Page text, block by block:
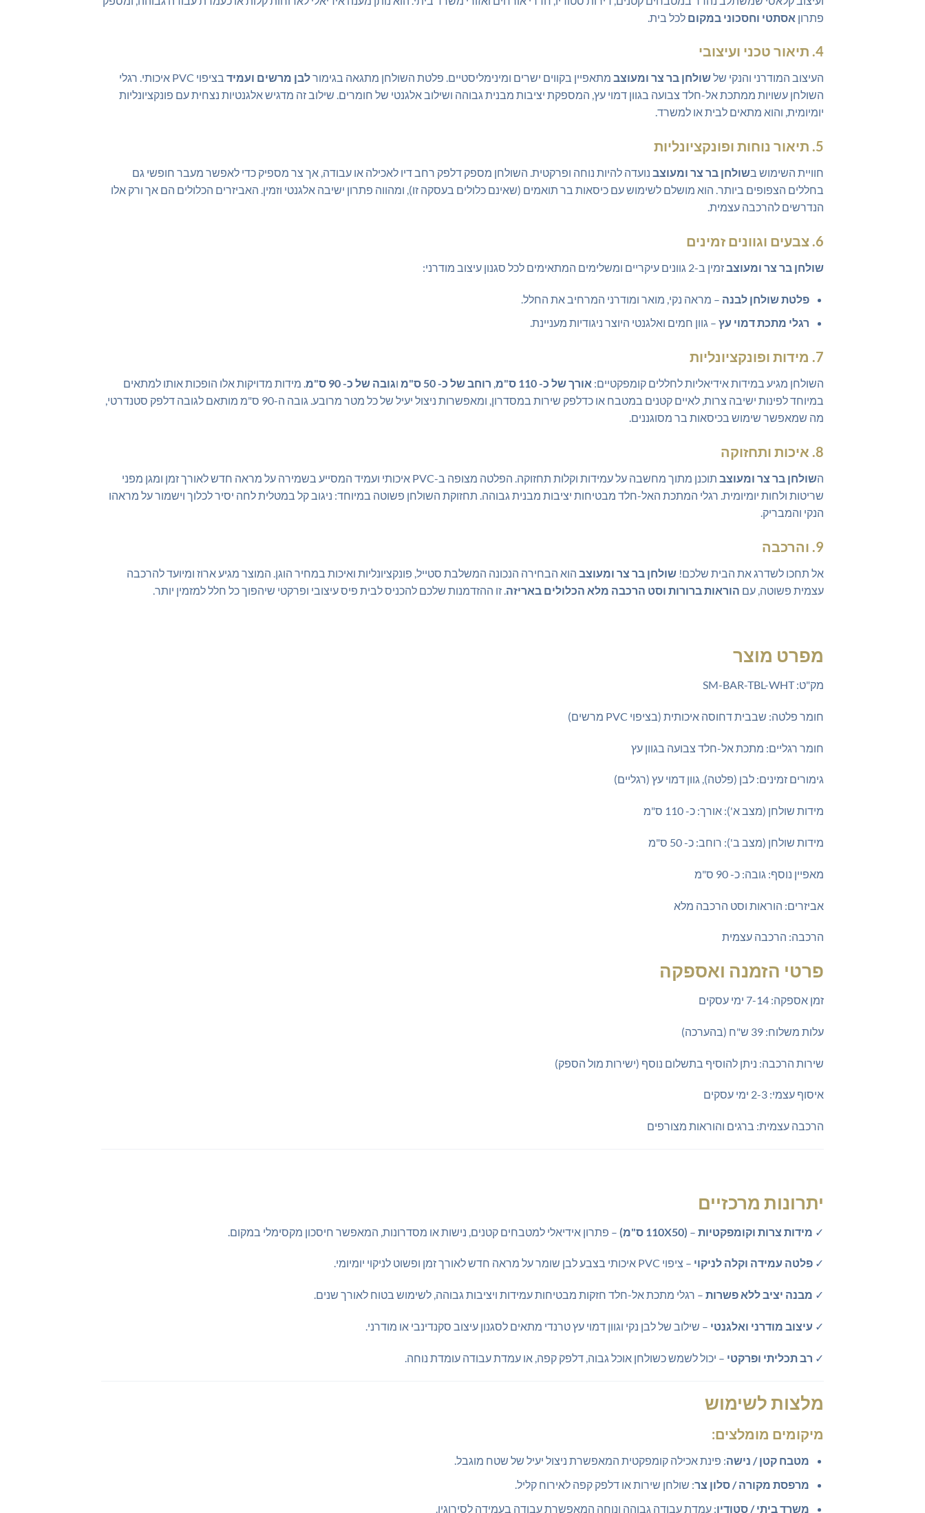
פתרון אסתטי וחסכוני במקום לכל בית.
4. תיאור טכני ועיצובי
העיצוב המודרני והנקי שלשולחן בר צר ומעוצב מתאפיין בקווים ישרים ומינימליסטיים. פלטת השולחן מתגאה בגימורלבן מרשים ועמיד
בציפוי PVC איכותי. רגלי
השולחן עשויות ממתכת אל-חלד צבועה בגוון דמוי עץ, המספקת יציבות מבנית גבוהה ושילוב אלגנטי של חומרים. שילוב זה מדגיש אלגנטיות נצחית עם פונקציונליות
יומיומית, והוא מתאים לבית או למשרד.
5. תיאור נוחות ופונקציונליות
חוויית השימוש בשולחן בר צר ומעוצב נועדה להיות נוחה ופרקטית. השולחן מספק דלפק רחב דיו לאכילה או עבודה, אך צר מספיק כדי לאפשר מעבר חופשי גם
בחללים הצפופים ביותר. הוא מושלם לשימוש עם כיסאות בר תואמים (שאינם כלולים בעסקה זו), ומהווה פתרון ישיבה אלגנטי וזמין. האביזרים הכלולים הם אך ורק אלו
הנדרשים להרכבה עצמית.
6. צבעים וגוונים זמינים
שולחן בר צר ומעוצבזמין ב-2 גוונים עיקריים ומשלימים המתאימים לכל סגנון עיצוב מודרני:
פלטת שולחן לבנה – מראה נקי, מואר ומודרני המרחיב את החלל.
רגלי מתכת דמוי עץ– גוון חמים ואלגנטי היוצר ניגודיות מעניינת.
7. מידות ופונקציונליות
השולחן מגיע במידות אידיאליות לחללים קומפקטיים: אורך של כ- 110 ס"מ , רוחב של כ- 50 ס"מ וגובה של כ- 90 ס"מ
. מידות מדויקות אלו הופכות אותו למתאים
במיוחד לפינות ישיבה צרות, לאיים קטנים במטבח או כדלפק שירות במסדרון, ומאפשרות ניצול יעיל של כל מטר מרובע. גובה ה-90 ס"מ מותאם לגובה דלפק סטנדרטי,
מה שמאפשר שימוש בכיסאות בר מסוגננים.
8. איכות ותחזוקה
השולחן בר צר ומעוצב
תוכנן מתוך מחשבה על עמידות וקלות תחזוקה. הפלטה מצופה ב-PVC איכותי ועמיד המסייע בשמירה על מראה חדש לאורך זמן ומגן מפני
שריטות ולחות יומיומית. רגלי המתכת האל-חלד מבטיחות יציבות מבנית גבוהה. תחזוקת השולחן פשוטה במיוחד: ניגוב קל במטלית לחה יסיר לכלוך וישמור על מראהו
הנקי והמבריק.
9. והרכבה
אל תחכו לשדרג את הבית שלכם! שולחן בר צר ומעוצב הוא הבחירה הנכונה המשלבת סטייל, פונקציונליות ואיכות במחיר הוגן. המוצר מגיע ארוז ומיועד להרכבה
עצמית פשוטה, עם הוראות ברורות וסט הרכבה מלא הכלולים באריזה . זו ההזדמנות שלכם להכניס לבית פיס עיצובי ופרקטי שיהפוך כל חלל למזמין יותר.
מפרט מוצר
מק"ט: SM-BAR-TBL-WHT
חומר פלטה: שבבית דחוסה איכותית (בציפוי PVC מרשים)
חומר רגליים: מתכת אל-חלד צבועה בגוון עץ
גימורים זמינים: לבן (פלטה), גוון דמוי עץ (רגליים)
מידות שולחן (מצב א'): אורך: כ- 110 ס"מ
מידות שולחן (מצב ב'): רוחב: כ- 50 ס"מ
מאפיין נוסף: גובה: כ- 90 ס"מ
אביזרים: הוראות וסט הרכבה מלא
הרכבה: הרכבה עצמית
פרטי הזמנה ואספקה
זמן אספקה: 7-14 ימי עסקים
עלות משלוח: 39 ש"ח (בהערכה)
שירות הרכבה: ניתן להוסיף בתשלום נוסף (ישירות מול הספק)
איסוף עצמי: 2-3 ימי עסקים
הרכבה עצמית: ברגים והוראות מצורפים
יתרונות מרכזיים
✓ מידות צרות וקומפקטיות – (110X50 ס"מ) – פתרון אידיאלי למטבחים קטנים, נישות או מסדרונות, המאפשר חיסכון מקסימלי במקום.
✓ פלטה עמידה וקלה לניקוי – ציפוי PVC איכותי בצבע לבן שומר על מראה חדש לאורך זמן ופשוט לניקוי יומיומי.
✓ מבנה יציב ללא פשרות – רגלי מתכת אל-חלד חזקות מבטיחות עמידות ויציבות גבוהה, לשימוש בטוח לאורך שנים.
✓ עיצוב מודרני ואלגנטי – שילוב של לבן נקי וגוון דמוי עץ טרנדי מתאים לסגנון עיצוב סקנדינבי או מודרני.
✓ רב תכליתי ופרקטי – יכול לשמש כשולחן אוכל גבוה, דלפק קפה, או עמדת עבודה עומדת נוחה.
מלצות לשימוש
מיקומים מומלצים:
מטבח קטן / נישה: פינת אכילה קומפקטית המאפשרת ניצול יעיל של שטח מוגבל.
מרפסת מקורה / סלון צר: שולחן שירות או דלפק קפה לאירוח קליל.
משרד ביתי / סטודיו: עמדת עבודה גבוהה ונוחה המאפשרת עבודה בעמידה לסירוגין.